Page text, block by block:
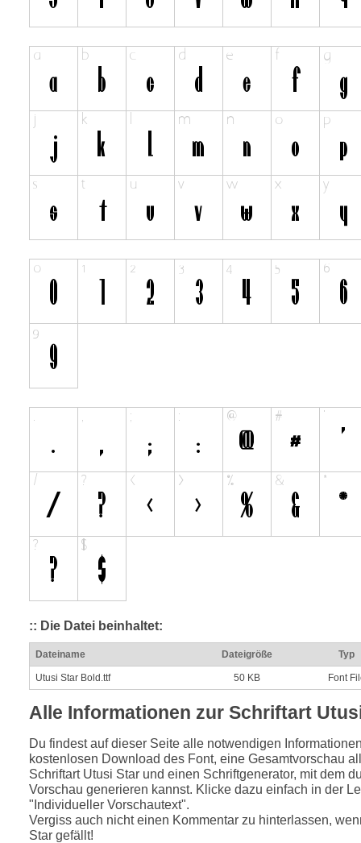
:: Die Datei beinhaltet:
Dateiname Dateigröße Typ
Utusi Star Bold.ttf 50 KB Font
Alle Informationen zur Schriftart
Du findest auf dieser Seite alle notwendigen
kostenlosen Download des Font, eine Gesamtvorschau
Schriftart Utusi Star und einen Schriftgenerator, mit dem
Vorschau generieren kannst. Klicke dazu einfach in der
"Individueller Vorschautext".
Vergiss auch nicht einen Kommentar zu hinterlassen,
Star gefällt!